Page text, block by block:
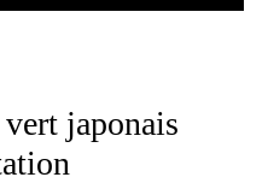
japonais